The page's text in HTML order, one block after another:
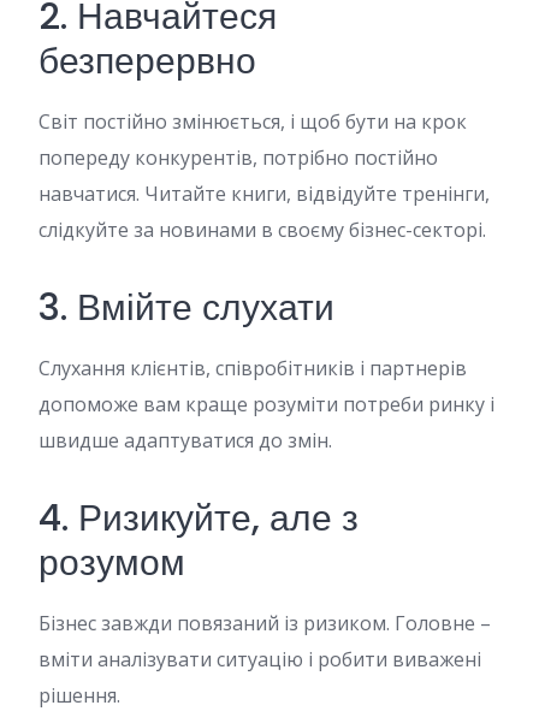
2. Навчайтеся
безперервно
Світ постійно змінюється, і щоб бути на крок
попереду конкурентів, потрібно постійно
навчатися. Читайте книги, відвідуйте тренінги,
слідкуйте за новинами в своєму бізнес-секторі.
3. Вмійте слухати
Слухання клієнтів, співробітників і партнерів
допоможе вам краще розуміти потреби ринку і
швидше адаптуватися до змін.
4. Ризикуйте, але з
розумом
Бізнес завжди повязаний із ризиком. Головне –
вміти аналізувати ситуацію і робити виважені
рішення.